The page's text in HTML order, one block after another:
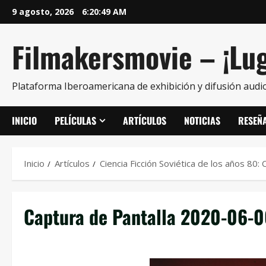
9 agosto, 2026 6:20:50 AM
Filmakersmovie –
Plataforma Iberoamericana de exhibición y difusión
INICIO PELÍCULAS ARTÍCULOS NOTICIAS
Inicio Artículos Ciencia Ficción Soviética de los años
Captura de Pantalla 2020-06-